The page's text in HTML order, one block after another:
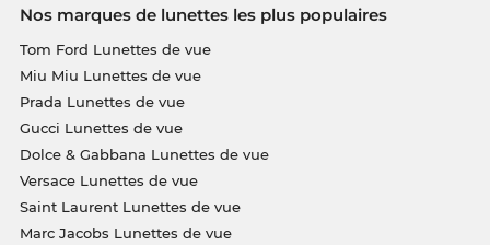
Nos marques de lunettes les plus populaires
Tom Ford Lunettes de vue
Miu Miu Lunettes de vue
Prada Lunettes de vue
Gucci Lunettes de vue
Dolce & Gabbana Lunettes de vue
Versace Lunettes de vue
Saint Laurent Lunettes de vue
Marc Jacobs Lunettes de vue